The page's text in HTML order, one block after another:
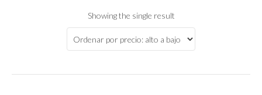
Showing the single result